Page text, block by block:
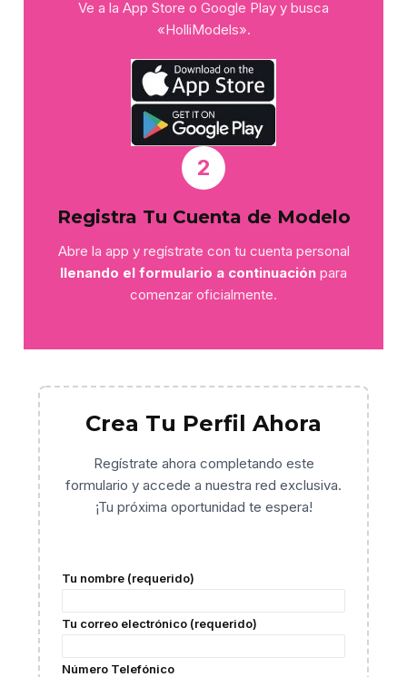
Ve a la App Store o Google Play y busca
«HolliModels».
2
Registra Tu Cuenta de Modelo
Abre la app y regístrate con tu cuenta personal
llenando el formulario a continuación para
comenzar oficialmente.
Crea Tu Perfil Ahora
Regístrate ahora completando este
formulario y accede a nuestra red exclusiva.
¡Tu próxima oportunidad te espera!
Tu nombre (requerido)
Tu correo electrónico (requerido)
Número Telefónico